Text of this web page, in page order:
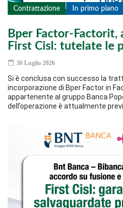
Contrattazione In primo piano
Bper Factor-Factorit,
First Cisl: tutelate le
30 Luglio 2026
Si è conclusa con successo la
incorporazione di Bper Factor in
appartenente al gruppo Banca
dell’operazione è attualmente